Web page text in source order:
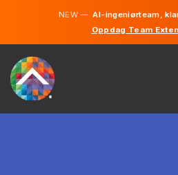
NEW —AI-ingeniørteam,
Oppdag Team